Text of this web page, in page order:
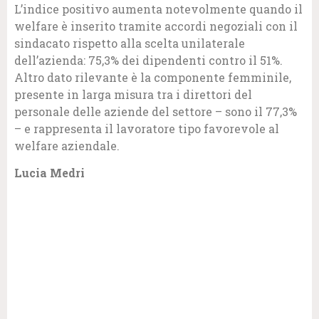
L’indice positivo aumenta notevolmente quando il
welfare è inserito tramite accordi negoziali con il
sindacato rispetto alla scelta unilaterale
dell’azienda: 75,3% dei dipendenti contro il 51%.
Altro dato rilevante è la componente femminile,
presente in larga misura tra i direttori del
personale delle aziende del settore – sono il 77,3%
– e rappresenta il lavoratore tipo favorevole al
welfare aziendale.
Lucia Medri